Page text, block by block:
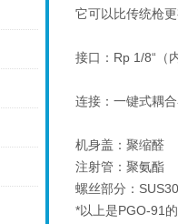
它可以比传统枪
接口：Rp 1/8“（
连接：一键式耦
机身盖：聚缩醛
注射管：聚氨酯
螺丝部分：
*以上是PGO-91